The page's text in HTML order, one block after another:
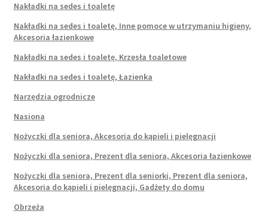
Nakładki na sedes i toaletę
Nakładki na sedes i toaletę, Inne pomoce w utrzymaniu higieny,
Akcesoria łazienkowe
Nakładki na sedes i toaletę, Krzesła toaletowe
Nakładki na sedes i toaletę, Łazienka
Narzędzia ogrodnicze
Nasiona
Nożyczki dla seniora, Akcesoria do kąpieli i pielęgnacji
Nożyczki dla seniora, Prezent dla seniora, Akcesoria łazienkowe
Nożyczki dla seniora, Prezent dla seniorki, Prezent dla seniora,
Akcesoria do kąpieli i pielęgnacji, Gadżety do domu
Obrzeża